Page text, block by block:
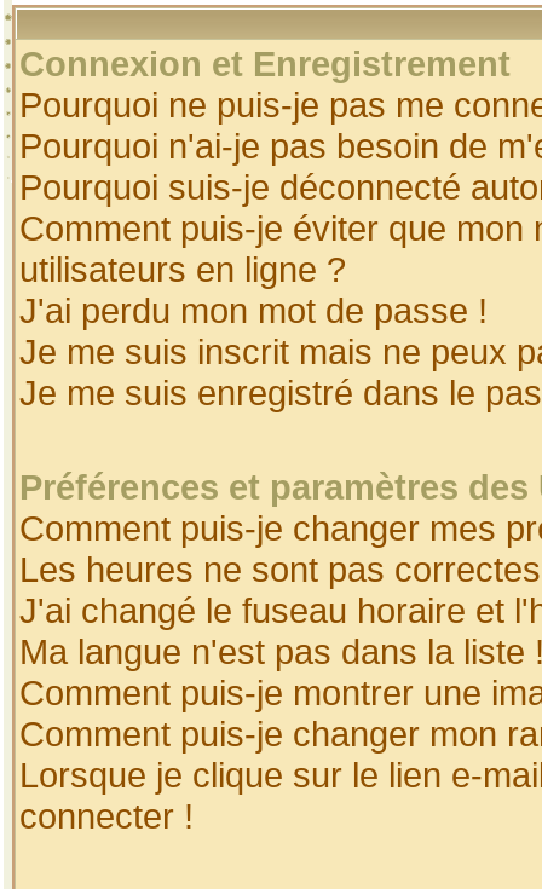
Connexion et Enregistrement
Pourquoi ne puis-je pas me
Pourquoi n'ai-je pas besoin de
Pourquoi suis-je déconnecté
Comment puis-je éviter que
utilisateurs en ligne ?
J'ai perdu mon mot de passe !
Je me suis inscrit mais ne peux
Je me suis enregistré dans le
Préférences et paramètres
Comment puis-je changer mes
Les heures ne sont pas
J'ai changé le fuseau horaire et
Ma langue n'est pas dans la liste
Comment puis-je montrer une
Comment puis-je changer mon
Lorsque je clique sur le lien e-
connecter !